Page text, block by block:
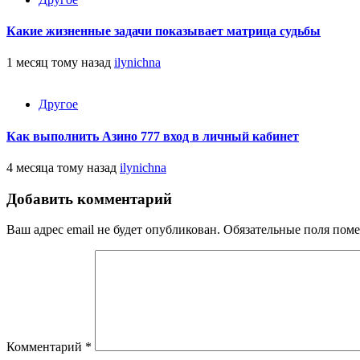
Какие жизненные задачи показывает матрица судьбы
1 месяц тому назад ilynichna
Другое
Как выполнить Азино 777 вход в личный кабинет
4 месяца тому назад ilynichna
Добавить комментарий
Ваш адрес email не будет опубликован. Обязательные поля
Комментарий *